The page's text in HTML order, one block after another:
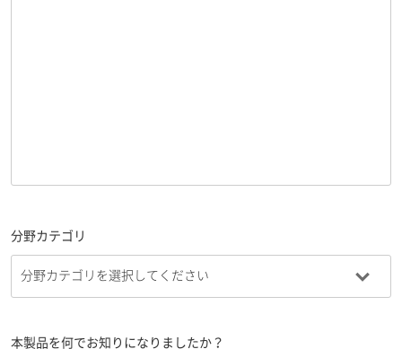
分野カテゴリ
本製品を何でお知りになりましたか？